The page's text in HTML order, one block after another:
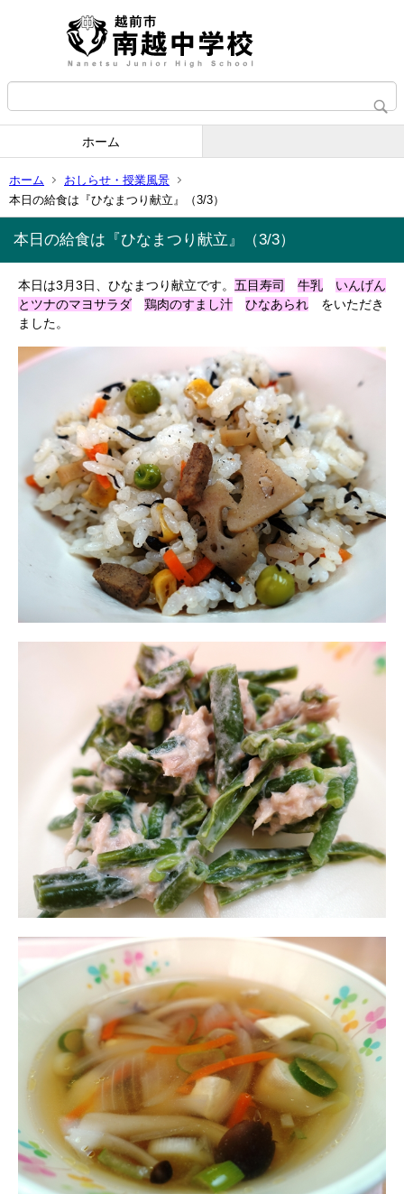
ホーム
ホーム
おしらせ・授業風景
本日の給食は『ひなまつり献立』（3/3）
本日の給食は『ひなまつり献立』（3/3）
本日は3月3日、ひなまつり献立です。 五目寿司 牛乳
いんげん
とツナのマヨサラダ
鶏肉のすまし汁 ひなあられ をいただき
ました。